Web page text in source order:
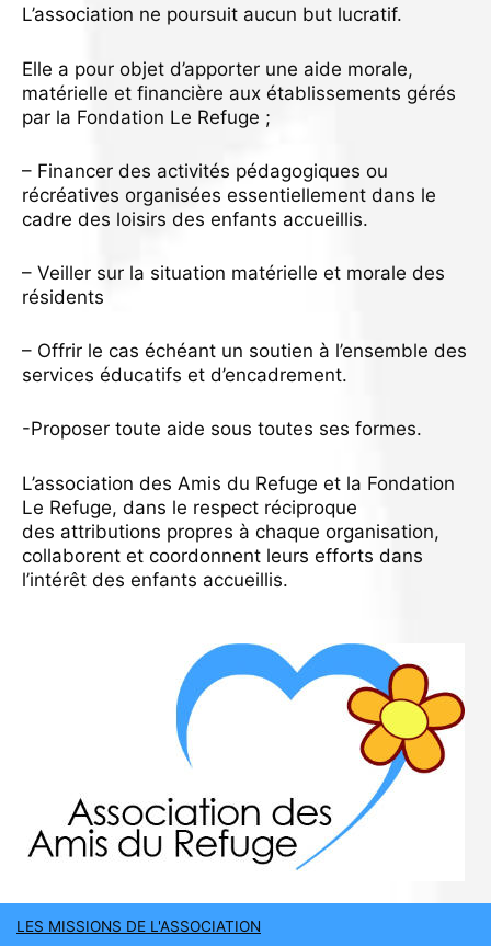
L’association ne poursuit aucun but lucratif.
Elle a pour objet d’apporter une aide morale,
matérielle et financière aux établissements gérés
par la Fondation Le Refuge ;
– Financer des activités pédagogiques ou
récréatives organisées essentiellement dans le
cadre des loisirs des enfants accueillis.
– Veiller sur la situation matérielle et morale des
résidents
– Offrir le cas échéant un soutien à l’ensemble des
services éducatifs et d’encadrement.
-Proposer toute aide sous toutes ses formes.
L’association des Amis du Refuge et la Fondation
Le Refuge, dans le respect réciproque
des attributions propres à chaque organisation,
collaborent et coordonnent leurs efforts dans
l’intérêt des enfants accueillis.
LES MISSIONS DE L'ASSOCIATION